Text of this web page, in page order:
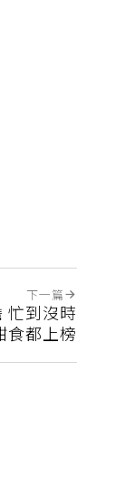
下一篇
忙到沒時
食都上榜